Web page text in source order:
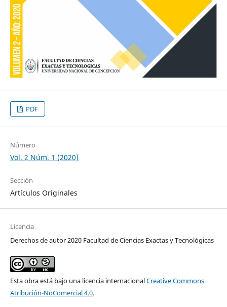
PDF
Número
Vol. 2 Núm. 1 (2020)
Sección
Artículos Originales
Licencia
Derechos de autor 2020 Facultad de Ciencias Exactas y Tecnológicas
Esta obra está bajo una licencia internacionalCreative Commons
Atribución-NoComercial 4.0.